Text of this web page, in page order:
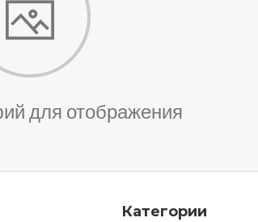
для отображения
Категории